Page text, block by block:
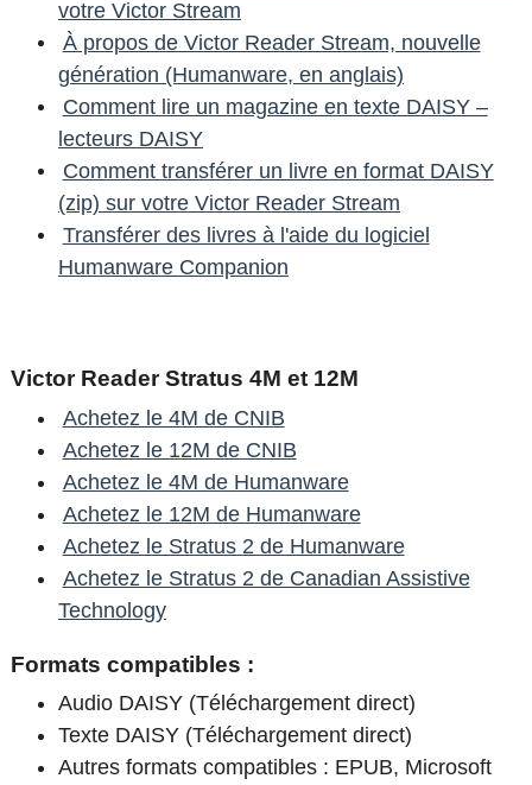
votre Victor Stream
À propos de Victor Reader Stream, nouvelle
génération (Humanware, en anglais)
Comment lire un magazine en texte DAISY –
lecteurs DAISY
Comment transférer un livre en format DAISY
(zip) sur votre Victor Reader Stream
Transférer des livres à l'aide du logiciel
Humanware Companion
Victor Reader Stratus 4M et 12M
Achetez le 4M de CNIB
Achetez le 12M de CNIB
Achetez le 4M de Humanware
Achetez le 12M de Humanware
Achetez le Stratus 2 de Humanware
Achetez le Stratus 2 de Canadian Assistive
Technology
Formats compatibles :
Audio DAISY (Téléchargement direct)
Texte DAISY (Téléchargement direct)
Autres formats compatibles : EPUB, Microsoft